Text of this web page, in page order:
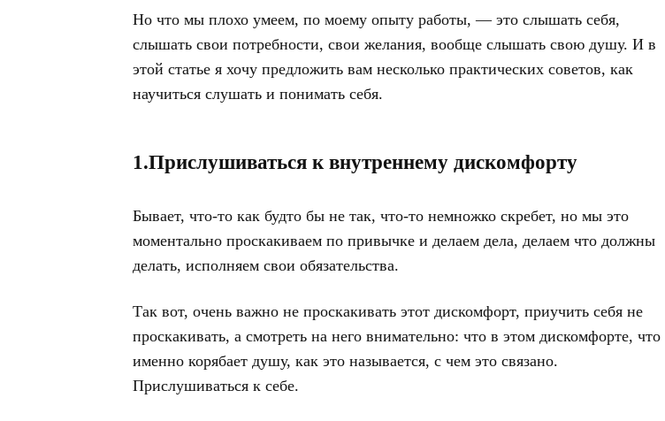
Но что мы плохо умеем, по моему опыту работы, — это слышать себя,
слышать свои потребности, свои желания, вообще слышать свою душу. И в
этой статье я хочу предложить вам несколько практических советов, как
научиться слушать и понимать себя.
1.Прислушиваться к внутреннему дискомфорту
Бывает, что-то как будто бы не так, что-то немножко скребет, но мы это
моментально проскакиваем по привычке и делаем дела, делаем что должны
делать, исполняем свои обязательства.
Так вот, очень важно не проскакивать этот дискомфорт, приучить себя не
проскакивать, а смотреть на него внимательно: что в этом дискомфорте, что
именно корябает душу, как это называется, с чем это связано.
Прислушиваться к себе.